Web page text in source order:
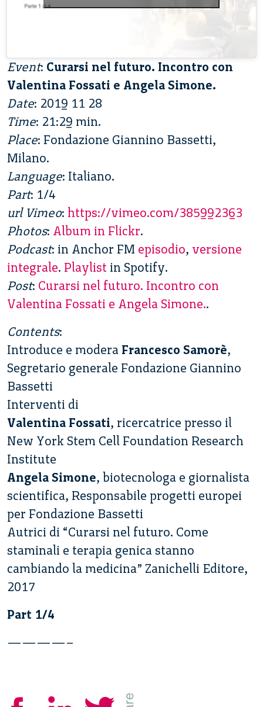
Event: Curarsi nel futuro. Incontro con
Valentina Fossati e Angela Simone.
Date: 2019 11 28
Time: 21:29 min.
Place: Fondazione Giannino Bassetti,
Milano.
Language: Italiano.
Part: 1/4
url Vimeo: https://vimeo.com/385992363
Photos: Album in Flickr.
Podcast: in Anchor FM episodio, versione
integrale. Playlist in Spotify.
Post: Curarsi nel futuro. Incontro con
Valentina Fossati e Angela Simone..
Contents:
Introduce e modera Francesco Samorè,
Segretario generale Fondazione Giannino
Bassetti
Interventi di
Valentina Fossati, ricercatrice presso il
New York Stem Cell Foundation Research
Institute
Angela Simone, biotecnologa e giornalista
scientifica, Responsabile progetti europei
per Fondazione Bassetti
Autrici di “Curarsi nel futuro. Come
staminali e terapia genica stanno
cambiando la medicina” Zanichelli Editore,
2017
Part 1/4
————–